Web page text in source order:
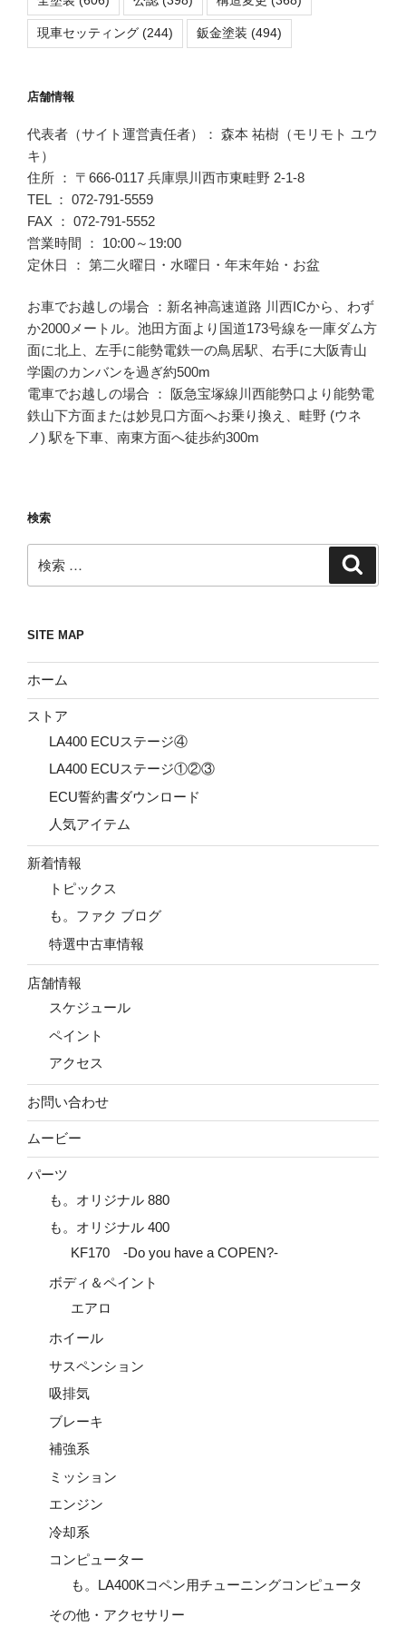
現車セッティング (244) 鈑金塗装 (494)
店舗情報
代表者（サイト運営責任者）： 森本 祐樹（モリモト ユウ
キ）
住所 ： 〒666-0117 兵庫県川西市東畦野 2-1-8
TEL ： 072-791-5559
FAX ： 072-791-5552
営業時間 ： 10:00～19:00
定休日 ： 第二火曜日・水曜日・年末年始・お盆
お車でお越しの場合 ：新名神高速道路 川西ICから、わず
か2000メートル。池田方面より国道173号線を一庫ダム方
面に北上、左手に能勢電鉄一の鳥居駅、右手に大阪青山
学園のカンバンを過ぎ約500m
電車でお越しの場合 ： 阪急宝塚線川西能勢口より能勢電
鉄山下方面または妙見口方面へお乗り換え、畦野 (ウネ
ノ) 駅を下車、南東方面へ徒歩約300m
検索
索:
SITE MAP
ホーム
ストア
LA400 ECUステージ④
LA400 ECUステージ①②③
ECU誓約書ダウンロード
人気アイテム
新着情報
トピックス
も。ファク ブログ
特選中古車情報
店舗情報
スケジュール
ペイント
アクセス
お問い合わせ
ムービー
パーツ
も。オリジナル 880
も。オリジナル 400
KF170 -Do you have a COPEN?-
ボディ＆ペイント
エアロ
ホイール
サスペンション
吸排気
ブレーキ
補強系
ミッション
エンジン
冷却系
コンピューター
も。LA400Kコペン用チューニングコンピュータ
その他・アクセサリー